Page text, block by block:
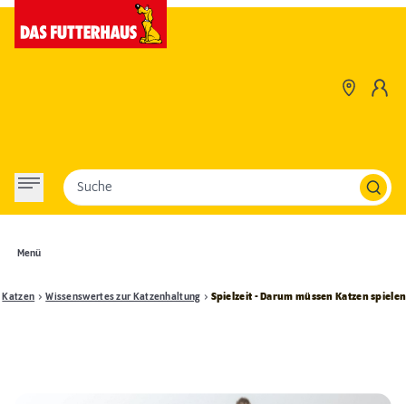
Menü
Suche
Katzen Wissenswertes zur Katzenhaltung Spielzeit - Darum müssen Katzen spielen